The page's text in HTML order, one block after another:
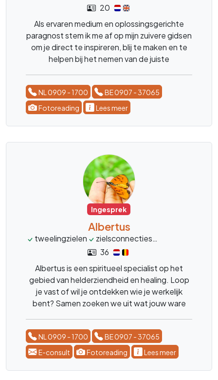
20
Als ervaren medium en oplossingsgerichte
paragnost stem ik me af op mijn zuivere gidsen
om je direct te inspireren, blij te maken en te
helpen bij het nemen van de juiste
NL 0909 - 1700
BE 0907 - 37065
Fotoreading
Lees meer
Ingesprek
Albertus
tweelingzielen zielsconnecties
36
Albertus is een spiritueel specialist op het
gebied van helderziendheid en healing. Loop
je vast of wil je ontdekken wie je werkelijk
bent? Samen zoeken we uit wat jouw ware
energetische healing krijg je de helderheid en
kracht die je nodig hebt.
NL 0909 - 1700
BE 0907 - 37065
E-consult
Fotoreading Lees meer